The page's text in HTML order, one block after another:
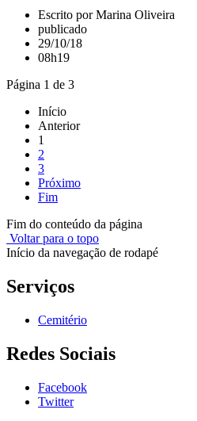
Escrito por Marina Oliveira
publicado
29/10/18
08h19
Página 1 de 3
Início
Anterior
1
2
3
Próximo
Fim
Fim do conteúdo da página
Voltar para o topo
Início da navegação de rodapé
Serviços
Cemitério
Redes Sociais
Facebook
Twitter